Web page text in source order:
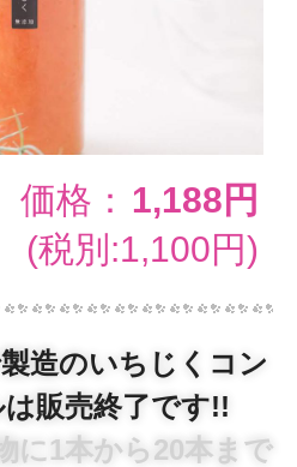
価格： 1,188円
(税別:1,100円)
造のいちじくコン
販売終了です!!
に1本から20本まで